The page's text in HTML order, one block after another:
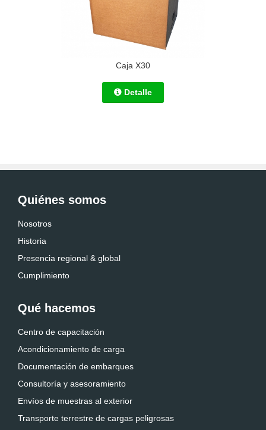
Caja X30
Detalle
Quiénes somos
Nosotros
Historia
Presencia regional & global
Cumplimiento
Qué hacemos
Centro de capacitación
Acondicionamiento de carga
Documentación de embarques
Consultoría y asesoramiento
Envíos de muestras al exterior
Transporte terrestre de cargas peligrosas